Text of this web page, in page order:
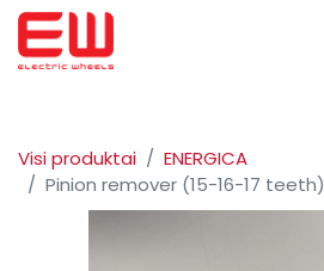
Visi produktai
ENERGICA
Pinion remover (15-16-17 teeth)